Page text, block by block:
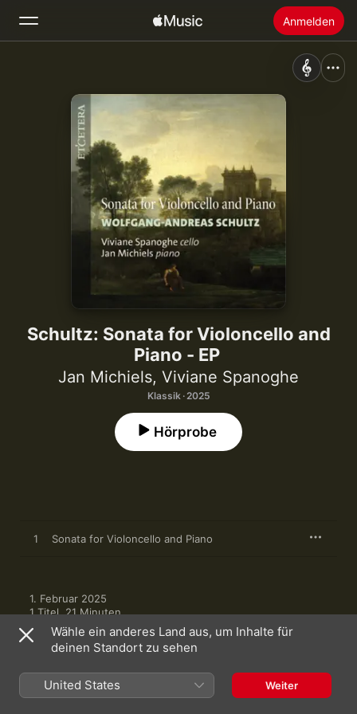
Anmelden
Startseite
Apple Music installieren
Schultz: Sonata for Violoncello and
Piano - EP
Jan Michiels, Viviane Spanoghe
Klassik · 2025
Hörprobe
1 Sonata for Violoncello and Piano
1. Februar 2025
1 Titel, 21 Minuten
℗ 2025 Etcetera Records
Wähle ein anderes Land aus, um Inhalte für
deinen Standort zu sehen
United States Weiter